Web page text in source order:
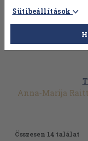
Anna-Marija
Összesen 14 találat
Sütibeállítások